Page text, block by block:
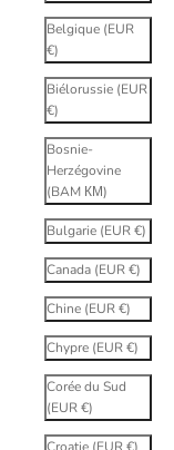
Belgique (EUR
€)
Biélorussie (EUR
€)
Bosnie-
Herzégovine
(BAM КМ)
Bulgarie (EUR €)
Canada (EUR €)
Chine (EUR €)
Chypre (EUR €)
Corée du Sud
(EUR €)